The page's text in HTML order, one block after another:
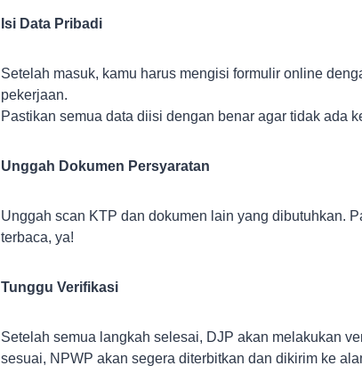
Isi Data Pribadi
Setelah masuk, kamu harus mengisi formulir online
pekerjaan.
Pastikan semua data diisi dengan benar agar tidak ada
Unggah Dokumen Persyaratan
Unggah scan KTP dan dokumen lain yang dibutuhkan.
terbaca, ya!
Tunggu Verifikasi
Setelah semua langkah selesai, DJP akan melakukan
sesuai, NPWP akan segera diterbitkan dan dikirim ke